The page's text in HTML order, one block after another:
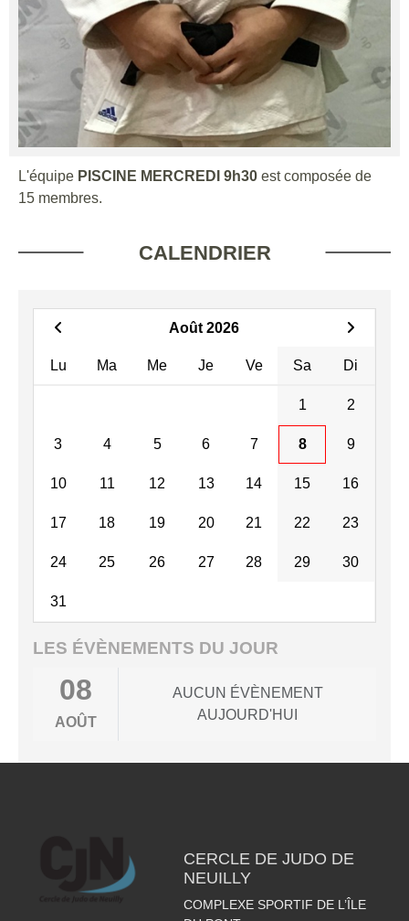
L'équipe PISCINE MERCREDI 9h30 est composée de
15 membres.
CALENDRIER
Août 2026
Lu Ma Me Je Ve Sa Di
1 2
3 4 5 6 7 8 9
10 11 12 13 14 15 16
17 18 19 20 21 22 23
24 25 26 27 28 29 30
31
LES ÉVÈNEMENTS DU JOUR
08
AOÛT
AUCUN ÉVÈNEMENT
AUJOURD'HUI
CERCLE DE JUDO DE
NEUILLY
COMPLEXE SPORTIF DE L’ÎLE